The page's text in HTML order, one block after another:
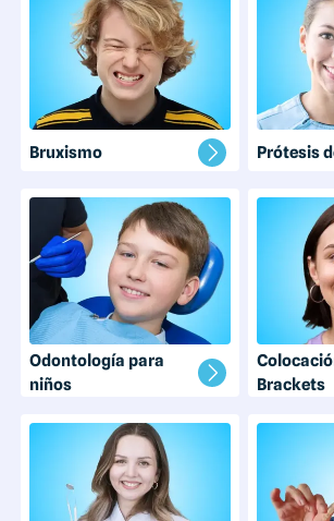
Bruxismo Prótesis
Odontología para
niños
Brackets